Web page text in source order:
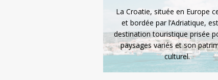
La Croatie, située en Europe
et bordée par l’Adriatique,
destination touristique prisée
paysages variés et son
culturel.